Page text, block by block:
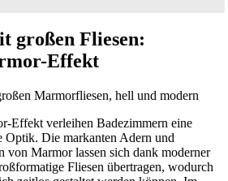
großen Fliesen:
Effekt
Effekt verleihen Badezimmern eine
Optik. Die markanten Adern und
von Marmor lassen sich dank moderner
Fliesen übertragen, wodurch